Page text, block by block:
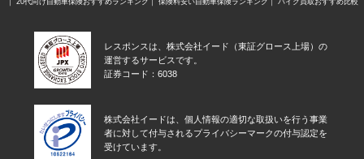
20代向け自動車保険おすすめランキング 保険料安い自動車保険ランキング バイク買取おすすめ比較
レスポンスは、株式会社イード（東証グロース上場）の
運営するサービスです。
証券コード：6038
株式会社イードは、個人情報の適切な取扱いを行う事業
者に対して付与されるプライバシーマークの付与認定を
受けています。